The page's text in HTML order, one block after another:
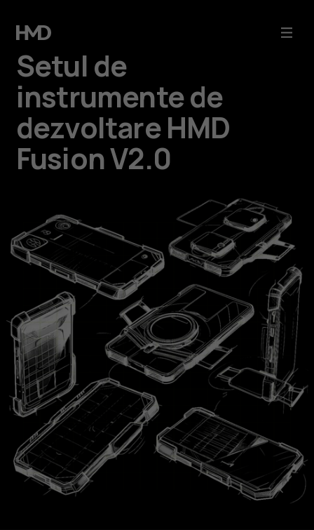
Setul
de
instrumente
de
dezvoltare
HMD
Fusion
V2.0
Setul de
instrumente de
dezvoltare ​HMD
Fusion V2.0